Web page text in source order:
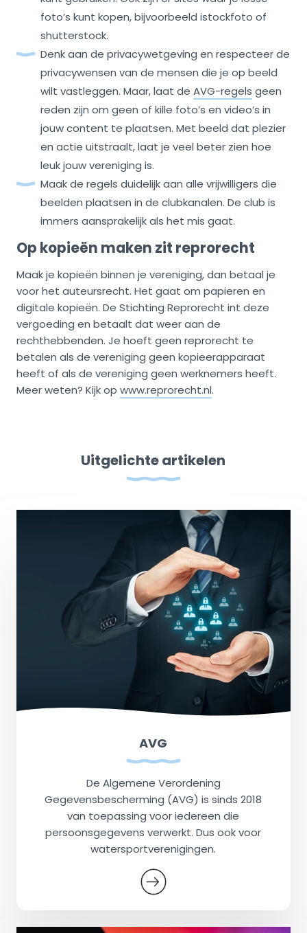
foto’s kunt kopen, bijvoorbeeld istockfoto of
shutterstock.
Denk aan de privacywetgeving en respecteer de
privacywensen van de mensen die je op beeld
wilt vastleggen. Maar, laat de AVG-regels geen
reden zijn om geen of kille foto’s en video’s in
jouw content te plaatsen. Met beeld dat plezier
en actie uitstraalt, laat je veel beter zien hoe
leuk jouw vereniging is.
Maak de regels duidelijk aan alle vrijwilligers die
beelden plaatsen in de clubkanalen. De club is
immers aansprakelijk als het mis gaat.
Op kopieën maken zit reprorecht
Maak je kopieën binnen je vereniging, dan betaal je
voor het auteursrecht. Het gaat om papieren en
digitale kopieën. De Stichting Reprorecht int deze
vergoeding en betaalt dat weer aan de
rechthebbenden. Je hoeft geen reprorecht te
betalen als de vereniging geen kopieerapparaat
heeft of als de vereniging geen werknemers heeft.
Meer weten? Kijk op www.reprorecht.nl.
Uitgelichte artikelen
AVG
De Algemene Verordening
Gegevensbescherming (AVG) is sinds 2018
van toepassing voor iedereen die
persoonsgegevens verwerkt. Dus ook voor
watersportverenigingen.